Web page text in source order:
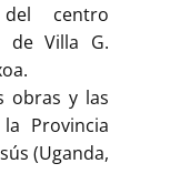
centro
de Villa G.
obras y las
Provincia
(Uganda,